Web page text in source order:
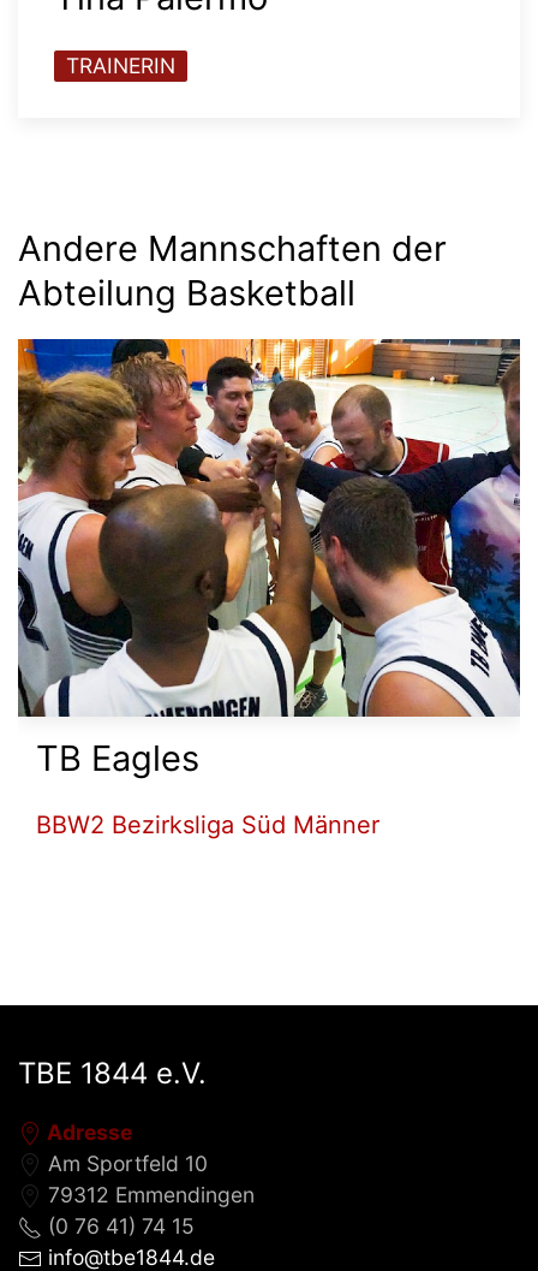
TRAINERIN
Andere Mannschaften der
Abteilung Basketball
Herren 2
BBW2 Kreisliga A Süd Männer
TBE 1844 e.V.
Adresse
Am Sportfeld 10
79312 Emmendingen
(0 76 41) 74 15
info@tbe1844.de